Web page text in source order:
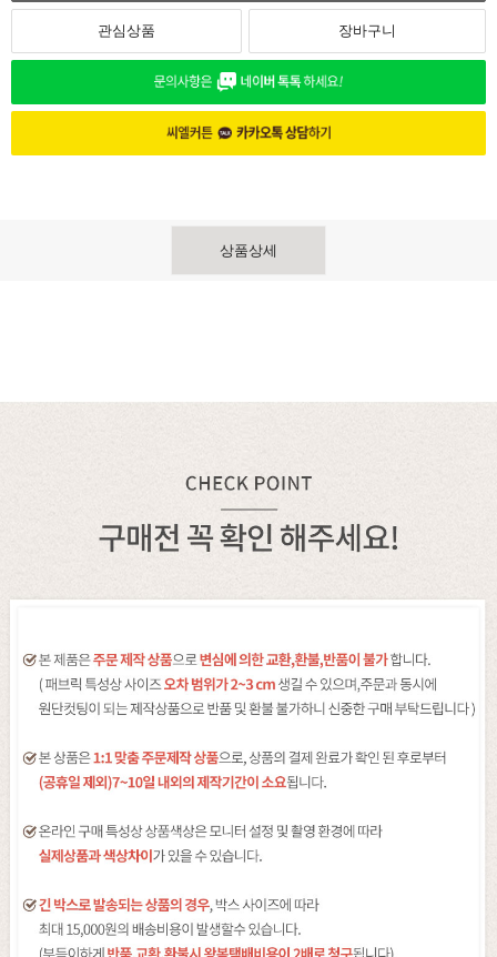
관심상품 장바구니
상품상세